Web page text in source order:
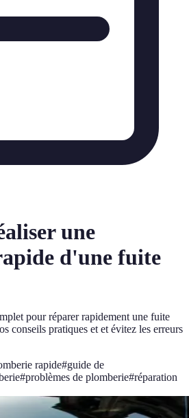
une
d'une fuite
pour réparer rapidement une fuite
conseils pratiques et et évitez les erreurs
rapide#guide de
#problèmes de plomberie#réparation